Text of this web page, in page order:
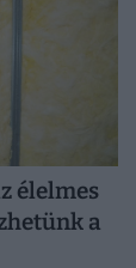
élelmes
a